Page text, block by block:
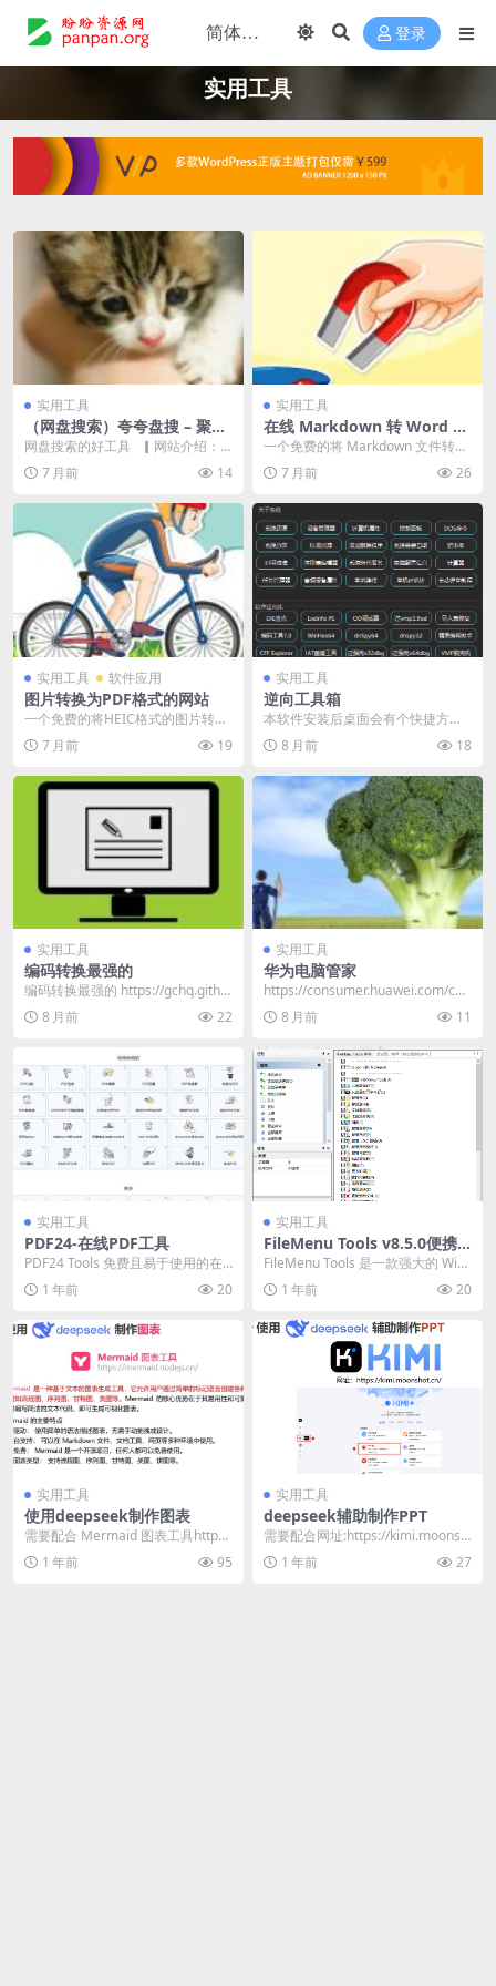
登录
实用工具
实用工具
（网盘搜索）夸夸盘搜 – 聚合
云盘资源高效搜索工具
网盘搜索的好工具 ▎网站介绍：
一个免费无需登录网盘资源聚合搜
索引...7 月前 14
实用工具
在线 Markdown 转 Word 转
换器
一个免费的将 Markdown 文件转换
为 Word 文档的工具，只需上传或
粘贴...7 月前 26
实用工具 软件应用
图片转换为PDF格式的网站
一个免费的将HEIC格式的图片转换
为PDF格式的工具。 无需注册，只
需上传文件，...
7 月前 19
实用工具
逆向工具箱
本软件安装后桌面会有个快捷方式
直接打开即可不占用软件桌面空间
并且软件和一些cmd...
8 月前 18
实用工具
编码转换最强的
编码转换最强的 https://gchq.githu
b.io/CyberChef...
8 月前 22
实用工具
华为电脑管家
https://consumer.huawei.com/cn/
support/p...
8 月前 11
实用工具
PDF24-在线PDF工具
PDF24 Tools 免费且易于使用的在
线PDF工具 https://tool...
1 年前 20
实用工具
FileMenu Tools v8.5.0便携
版
FileMenu Tools 是一款强大的 Win
dows 右键菜单增强工具，它...
1 年前 20
实用工具
使用deepseek制作图表
需要配合 Mermaid 图表工具http
s://mermaid.nodejs....
1 年前 95
实用工具
deepseek辅助制作PPT
需要配合网址:https://kimi.moonsh
ot.cn/
1 年前 27